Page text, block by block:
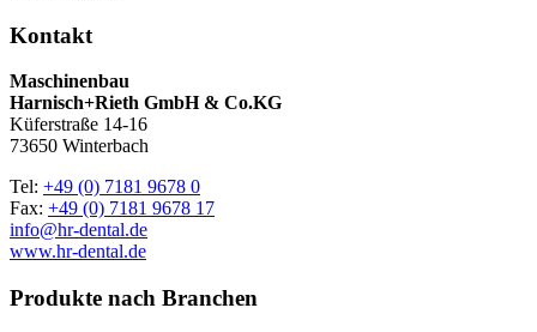
Kontakt
Maschinenbau
Harnisch+Rieth GmbH & Co.KG
Küferstraße 14-16
73650 Winterbach
Tel: +49 (0) 7181 9678 0
Fax: +49 (0) 7181 9678 17
info@hr-dental.de
www.hr-dental.de
Produkte nach Branchen